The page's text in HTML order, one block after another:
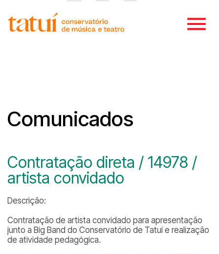
Comunicados
Contratação direta / 14978 /
artista convidado
Descrição:
Contratação de artista convidado para apresentação
junto a Big Band do Conservatório de Tatuí e realização
de atividade pedagógica.